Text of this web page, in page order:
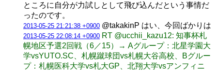
ところに自分が力試しとして飛び込んだという事情だ
ったのです。
2013-05-25 21:21:38 +0900 @takakinP はい、今回ばかりは
2013-05-25 22:08:14 +0900 RT @ucchii_kazu12: 知事杯札
幌地区予選2回戦（6／15）→ Aグループ：北星学園大
学vsYUTO.SC、札幌蹴球団vs札幌大谷高校、Bグルー
プ：札幌医科大学vs札大GP、北翔大学vsアンフィニ